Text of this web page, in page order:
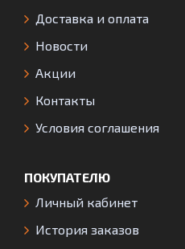
Доставка и оплата
Новости
Акции
Контакты
Условия соглашения
ПОКУПАТЕЛЮ
Личный кабинет
История заказов